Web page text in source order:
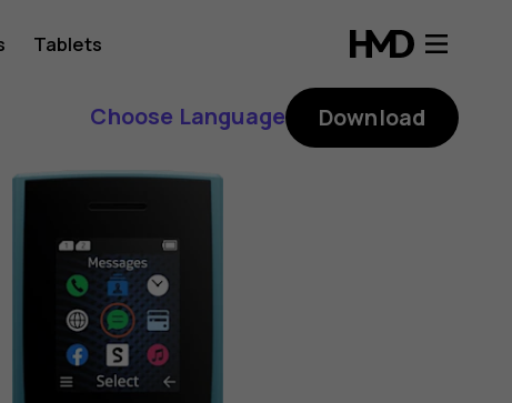
Tablets
Choose Language Download